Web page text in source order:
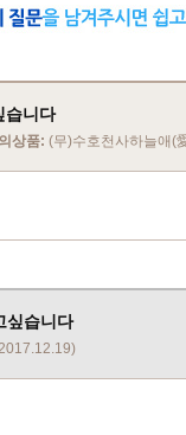
습니다
상품: (무)수호천사하늘애(
싶습니다